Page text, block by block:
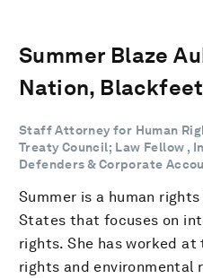
Summer Blaze
Nation,
Staff Attorney for Human
Treaty Council; Law Fellow ,
Defenders & Corporate
Summer is a human
States that focuses on
rights. She has worked at
rights and environmental